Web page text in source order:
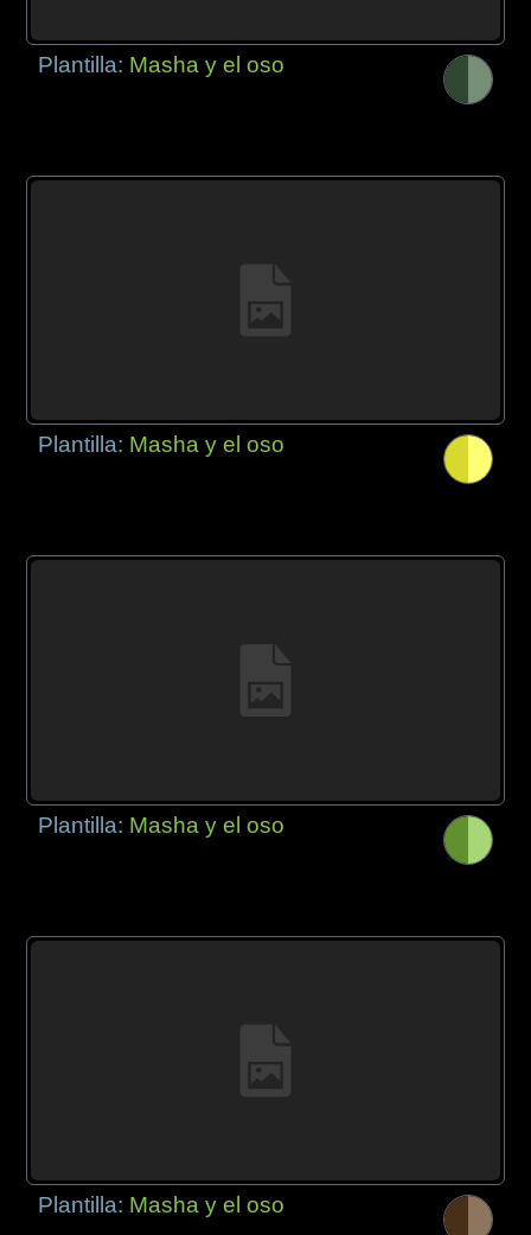
Plantilla: Masha y el oso
Plantilla: Masha y el oso
Plantilla: Masha y el oso
Plantilla: Masha y el oso